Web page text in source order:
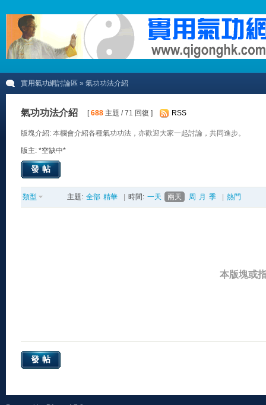
實用氣功網討論區 » 氣功功法介紹
氣功功法介紹 [688 主題 / 71 回復 ] RSS
版塊介紹: 本欄會介紹各種氣功功法，亦歡迎大家一起討論，共同進步。
版主: *空缺中*
發帖
類型 主題: 全部 精華 時間: 一天 兩天 周 月 季 熱門
本版塊或
發帖